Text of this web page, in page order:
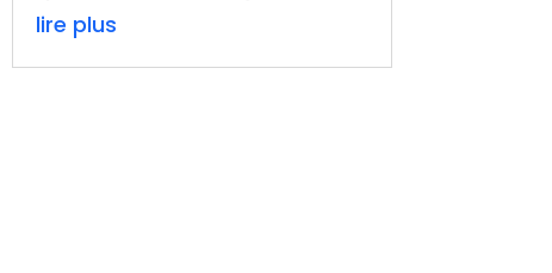
lire plus